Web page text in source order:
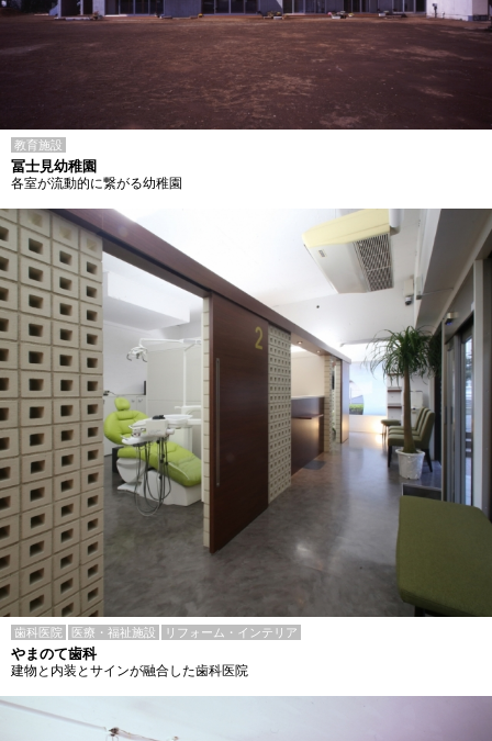
教育施設
冨士見幼稚園
各室が流動的に繋がる幼稚園
歯科医院 医療・福祉施設 リフォーム・インテリア
やまのて歯科
建物と内装とサインが融合した歯科医院